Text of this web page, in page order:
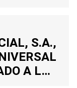
S.A.,
A LOS